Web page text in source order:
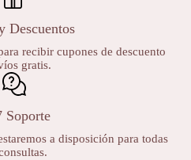
Descuentos
recibir cupones de descuento
gratis.
Soporte
a disposición para todas